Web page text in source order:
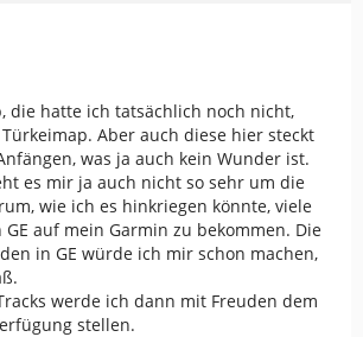
die hatte ich tatsächlich noch nicht,
Aber auch diese hier steckt
was ja auch kein Wunder ist.
es mir ja auch nicht so sehr um die
wie ich es hinkriegen könnte, viele
GE auf mein Garmin zu bekommen. Die
in GE würde ich mir schon machen,
werde ich dann mit Freuden dem
stellen.